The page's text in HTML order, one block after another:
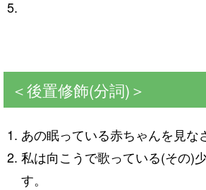
＜後置修飾(分詞)＞
あの眠っている赤ちゃんを見な
私は向こうで歌っている(その)
す。